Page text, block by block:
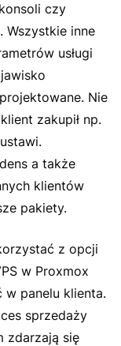
czy
Wszystkie inne
usługi
Nie
zakupił np.
a także
klientów
pakiety.
z opcji
w Proxmox
w panelu klienta.
sprzedaży
zdarzają się